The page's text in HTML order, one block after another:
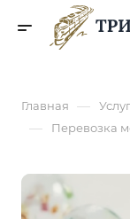
Главная —
— Перевозка